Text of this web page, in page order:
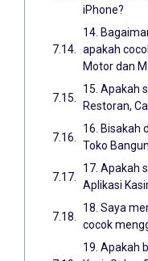
iPhone?
14.
apakah
Motor dan
15. Apakah
Restoran,
16. Bisakah
Toko
17. Apakah
Aplikasi
18. Saya
cocok
19. Apakah